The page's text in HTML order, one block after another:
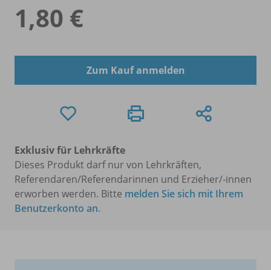
1,80 €
Zum Kauf anmelden
Exklusiv für Lehrkräfte
Dieses Produkt darf nur von Lehrkräften,
Referendaren/Referendarinnen und Erzieher/-innen
erworben werden. Bitte melden Sie sich mit Ihrem
Benutzerkonto an.